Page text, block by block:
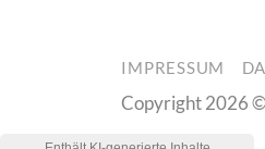
IMPRESSUM
Copyright 2026 ©